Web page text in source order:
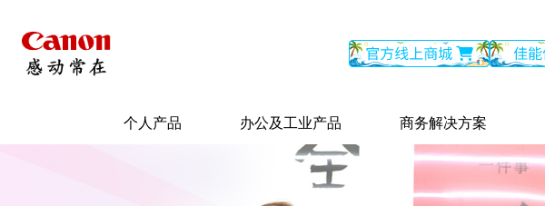
个人产品 办公及工业产品 商务解决方案